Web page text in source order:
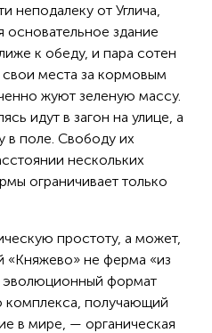
неподалеку от Углича,
основательное здание
к обеду, и пара сотен
места за кормовым
жуют зеленую массу.
идут в загон на улице, а
в поле. Свободу их
нескольких
ограничивает только
простоту, а может,
«Княжево» не ферма «из
эволюционный формат
комплекса, получающий
в мире, — органическая